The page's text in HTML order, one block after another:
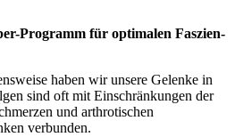
Programm für optimalen Faszien-
haben wir unsere Gelenke in
sind oft mit Einschränkungen der
und arthrotischen
verbunden.